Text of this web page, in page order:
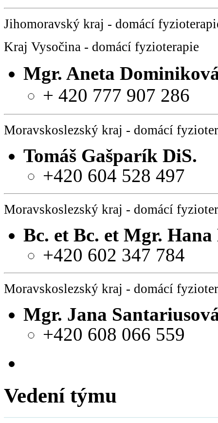
Jihomoravský kraj - domácí
Kraj Vysočina - domácí fyzioterapie
Mgr. Aneta
+ 420 777 907 286
Moravskoslezský kraj - domácí
Tomáš Gašparík DiS.
+420 604 528 497
Moravskoslezský kraj - domácí
Bc. et Bc. et Mgr.
+420 602 347 784
Moravskoslezský kraj - domácí
Mgr. Jana
+420 608 066 559
Vedení týmu